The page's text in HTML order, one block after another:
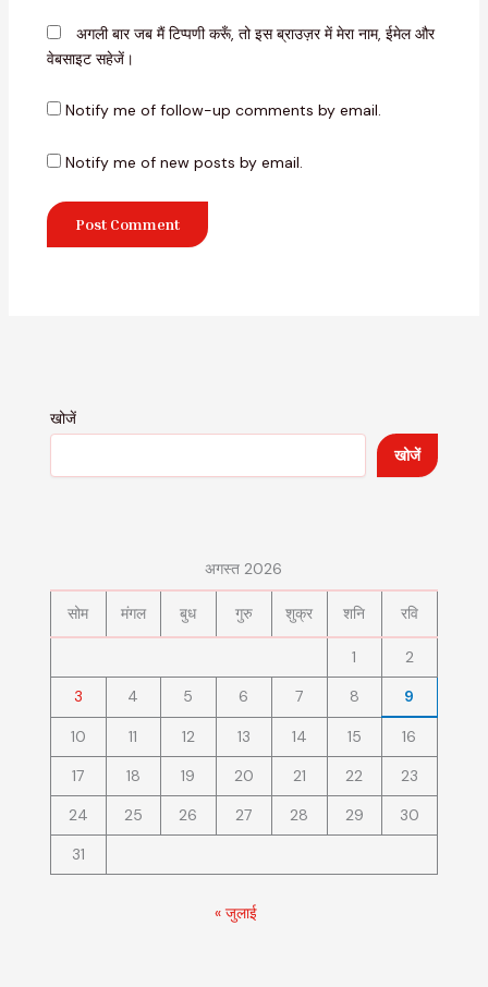
अगली बार जब मैं टिप्पणी करूँ, तो इस ब्राउज़र में मेरा नाम, ईमेल और
वेबसाइट सहेजें।
Notify me of follow-up comments by email.
Notify me of new posts by email.
खोजें
खोजें
अगस्त 2026
सोम मंगल बुध गुरु शुक्र शनि रवि
1
2
3
4 5 6 7 8 9
10 11 12 13 14 15
16
17
18 19 20 21 22
23
24
25 26 27 28 29
30
31
« जुलाई